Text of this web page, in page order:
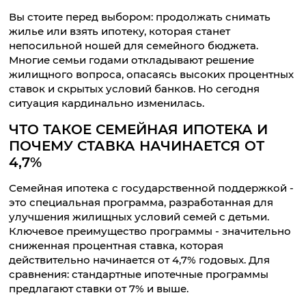
Вы стоите перед выбором: продолжать снимать
жилье или взять ипотеку, которая станет
непосильной ношей для семейного бюджета.
Многие семьи годами откладывают решение
жилищного вопроса, опасаясь высоких процентных
ставок и скрытых условий банков. Но сегодня
ситуация кардинально изменилась.
ЧТО ТАКОЕ СЕМЕЙНАЯ ИПОТЕКА И
ПОЧЕМУ СТАВКА НАЧИНАЕТСЯ ОТ
4,7%
Семейная ипотека с государственной поддержкой -
это специальная программа, разработанная для
улучшения жилищных условий семей с детьми.
Ключевое преимущество программы - значительно
сниженная процентная ставка, которая
действительно начинается от 4,7% годовых. Для
сравнения: стандартные ипотечные программы
предлагают ставки от 7% и выше.